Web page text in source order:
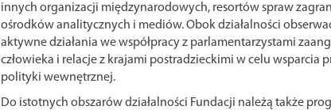
innych organizacji międzynarodowych, resortów spraw
ośrodków analitycznych i mediów. Obok działalności
aktywne działania we współpracy z parlamentarzystami
człowieka i relacje z krajami postradzieckimi w celu wsparcia
polityki wewnętrznej.
Do istotnych obszarów działalności Fundacji należą także